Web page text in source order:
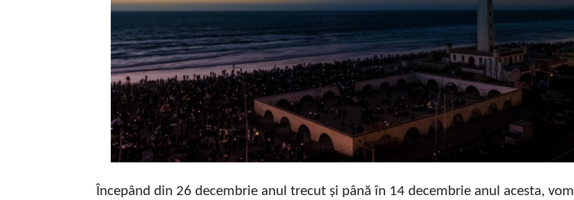
Începând din 26 decembrie anul trecut și până în 14 decembrie anul acesta, vom